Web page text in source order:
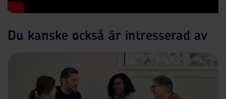
Du kanske också är intresserad av